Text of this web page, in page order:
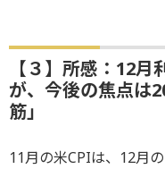
【３】所感：12
が、今後の焦点は
筋」
11月の米CPIは、12月